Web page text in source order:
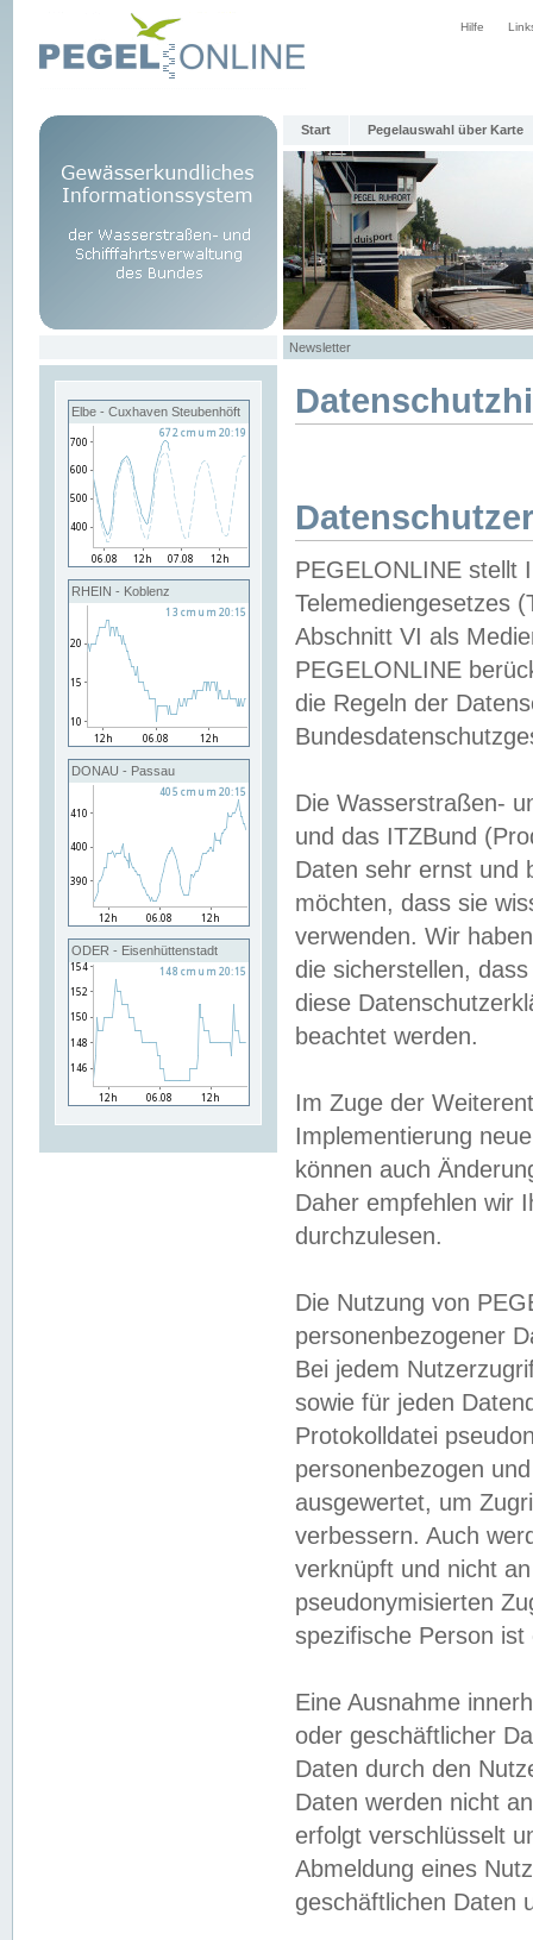
Hilfe
Start Pegelauswahl über Karte
Newsletter
Elbe - Cuxhaven Steubenhöft
RHEIN - Koblenz
DONAU - Passau
ODER - Eisenhüttenstadt
PEGELONLINE stellt
Telemediengesetzes
Abschnitt VI als
PEGELONLINE
die Regeln der
Die Wasserstraßen-
und das ITZBund
Daten sehr ernst und
möchten, dass sie
verwenden. Wir
die sicherstellen,
diese
beachtet werden.
Im Zuge der
Implementierung
können auch
Daher empfehlen wir
durchzulesen.
Die Nutzung von
personenbezogener
Bei jedem
sowie für jeden
Protokolldatei
personenbezogen
ausgewertet, um
verbessern. Auch
verknüpft und nicht
pseudonymisierten
spezifische Person
Eine Ausnahme
oder geschäftlicher
Daten durch den
Daten werden nicht
erfolgt verschlüsselt
Abmeldung eines
geschäftlichen Daten